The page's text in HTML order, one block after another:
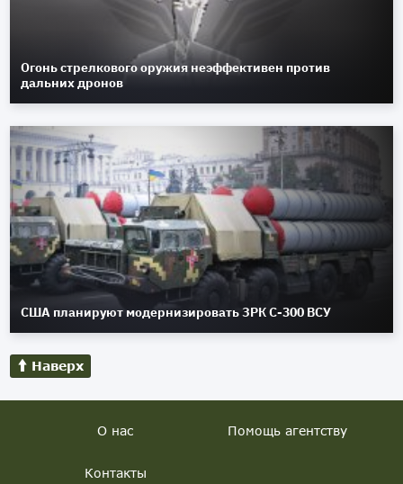
Огонь стрелкового оружия неэффективен против
дальних дронов
США планируют модернизировать ЗРК С-300 ВСУ
Наверх
О нас Помощь агентству
Контакты